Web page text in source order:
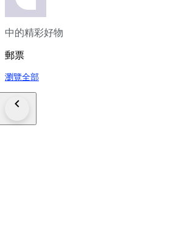
中的精彩好物
郵票
瀏覽全部